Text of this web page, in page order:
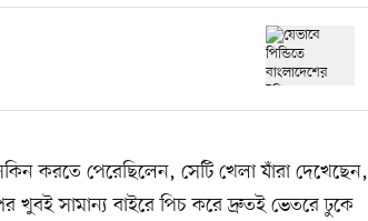
করতে পেরেছিলেন, সেটি খেলা যাঁরা দেখেছেন,
খুবই সামান্য বাইরে পিচ করে দ্রুতই ভেতরে ঢুকে